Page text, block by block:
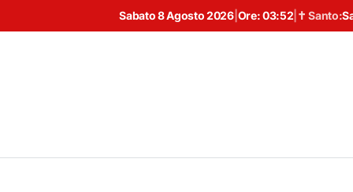
Sabato 8 Agosto 2026| Ore:03:52 ✝ Santo: